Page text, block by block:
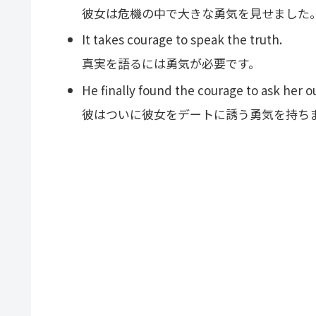
彼女は危機の中で大きな勇気を見せました。
It takes courage to speak the truth.
真実を語るには勇気が必要です。
He finally found the courage to ask her
彼はついに彼女をデートに誘う勇気を持ち